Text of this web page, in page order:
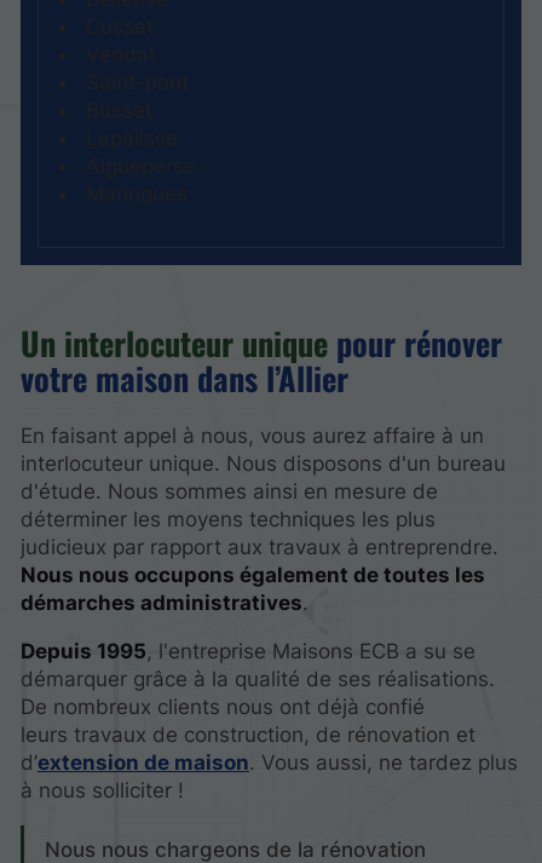
Un interlocuteur unique pour rénover
votre maison dans l’Allier
En faisant appel à nous, vous aurez affaire à un
interlocuteur unique. Nous disposons d'un bureau
d'étude. Nous sommes ainsi en mesure de
déterminer les moyens techniques les plus
judicieux par rapport aux travaux à entreprendre.
Nous nous occupons également de toutes les
démarches administratives.
Depuis 1995, l'entreprise Maisons ECB a su se
démarquer grâce à la qualité de ses réalisations.
De nombreux clients nous ont déjà confié
leurs travaux de construction, de rénovation et
d’extension de maison. Vous aussi, ne tardez plus
à nous solliciter !
Nous nous chargeons de la rénovation